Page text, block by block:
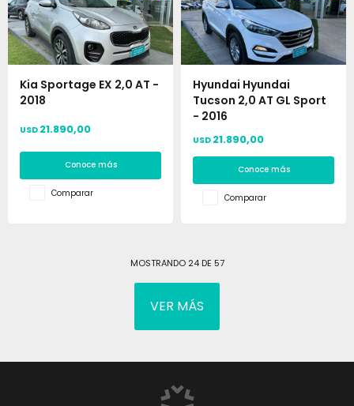
Kia Sportage EX 2,0 AT -
2018
USD 21.890,00
Conoce más
Comparar
Hyundai Hyundai
Tucson 2,0 AT GL Sport
- 2016
USD 21.890,00
Conoce más
Comparar
MOSTRANDO 24DE 57
VER MÁS